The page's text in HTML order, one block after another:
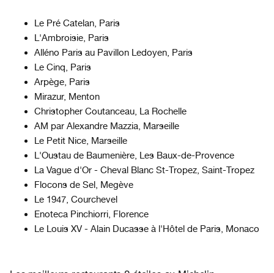
Le Pré Catelan, Paris
L'Ambroisie, Paris
Alléno Paris au Pavillon Ledoyen, Paris
Le Cinq, Paris
Arpège, Paris
Mirazur, Menton
Christopher Coutanceau, La Rochelle
AM par Alexandre Mazzia, Marseille
Le Petit Nice, Marseille
L'Oustau de Baumenière, Les Baux-de-Provence
La Vague d'Or - Cheval Blanc St-Tropez, Saint-Tropez
Flocons de Sel, Megève
Le 1947, Courchevel
Enoteca Pinchiorri, Florence
Le Louis XV - Alain Ducasse à l'Hôtel de Paris, Monaco